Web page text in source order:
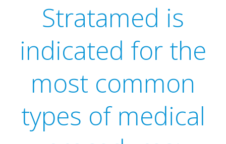
Stratamed is
indicated for the
most common
types of medical